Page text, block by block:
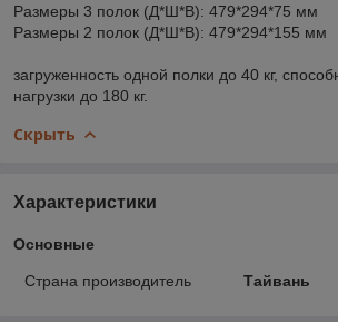
Размеры 3 полок (Д*Ш*В): 479*294*75 мм
Размеры 2 полок (Д*Ш*В): 479*294*155 мм
загруженность одной полки до 40 кг,
нагрузки до 180 кг.
Скрыть
Характеристики
Основные
Страна производитель Тайвань